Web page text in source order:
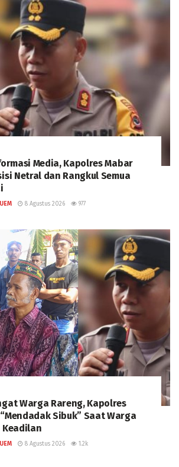
Media, Kapolres Mabar
Netral dan Rangkul Semua
8 Agustus 2026 977
Warga Rareng, Kapolres
Sibuk” Saat Warga
Keadilan
8 Agustus 2026 1.2k